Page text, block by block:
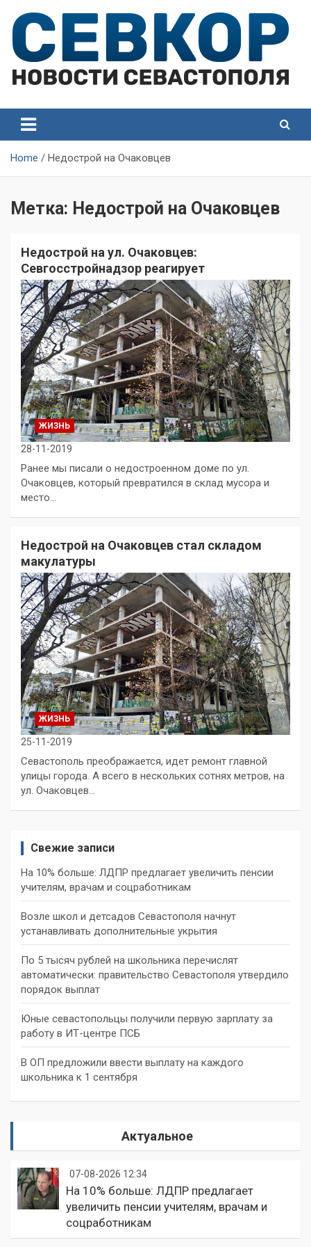
content
Севастополя
Севастополя
Home Недострой на Очаковцев
Метка: Недострой на Очаковцев
Недострой на ул. Очаковцев:
Севгосстройнадзор реагирует
ЖИЗНЬ
28-11-2019
Ранее мы писали о недостроенном доме по ул.
Очаковцев, который превратился в склад мусора и
место…
Недострой на Очаковцев стал складом
макулатуры
ЖИЗНЬ
25-11-2019
Севастополь преображается, идет ремонт главной
улицы города. А всего в нескольких сотнях метров, на
ул. Очаковцев…
Свежие записи
На 10% больше: ЛДПР предлагает увеличить пенсии
учителям, врачам и соцработникам
Возле школ и детсадов Севастополя начнут
устанавливать дополнительные укрытия
По 5 тысяч рублей на школьника перечислят
автоматически: правительство Севастополя утвердило
порядок выплат
Юные севастопольцы получили первую зарплату за
работу в ИТ-центре ПСБ
В ОП предложили ввести выплату на каждого
школьника к 1 сентября
Актуальное
07-08-2026 12:34
На 10% больше: ЛДПР предлагает
увеличить пенсии учителям, врачам и
соцработникам